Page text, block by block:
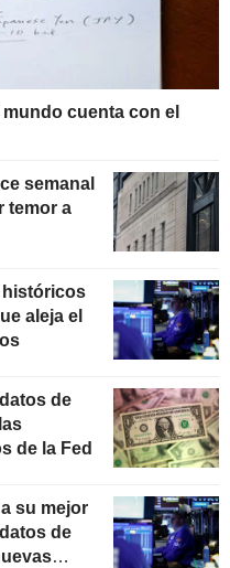
cuenta con el
semanal
temor a
históricos
aleja el
de
de la Fed
su mejor
de